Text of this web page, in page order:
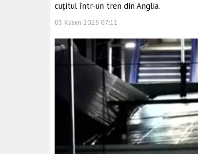
cuțitul într-un tren din Anglia.
03 Kasım 2025 07:11